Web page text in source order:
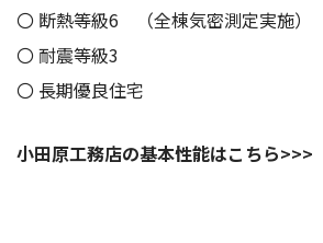
〇 断熱等級6 （全棟気密測定実施）
〇 耐震等級3
〇 長期優良住宅
小田原工務店の基本性能はこちら>>>